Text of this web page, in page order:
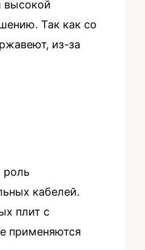
высокой
Так как со
из-за
роль
кабелей.
плит с
применяются